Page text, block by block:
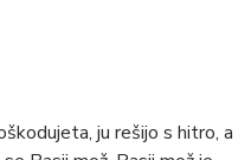
ju rešijo s hitro, a